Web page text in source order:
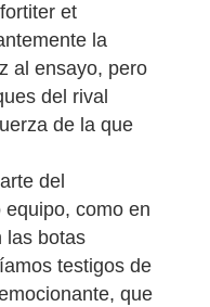
et
la
al ensayo, pero
del rival
de la que
del
como en
las botas
testigos de
que